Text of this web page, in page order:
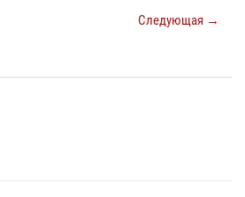
Следующая →